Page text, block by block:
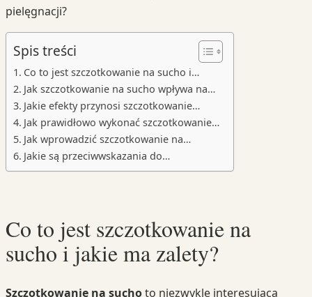
pielęgnacji?
Spis treści
Co to jest szczotkowanie na sucho i…
Jak szczotkowanie na sucho wpływa na…
Jakie efekty przynosi szczotkowanie…
Jak prawidłowo wykonać szczotkowanie…
Jak wprowadzić szczotkowanie na…
Jakie są przeciwwskazania do…
Co to jest szczotkowanie na
sucho i jakie ma zalety?
Szczotkowanie na suchoto niezwykle interesująca